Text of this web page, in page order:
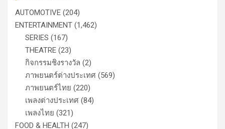
AUTOMOTIVE (204)
ENTERTAINMENT (1,462)
SERIES (167)
THEATRE (23)
กิจกรรมชิงรางวัล (2)
ภาพยนตร์ต่างประเทศ (569)
ภาพยนตร์ไทย (220)
เพลงต่างประเทศ (84)
เพลงไทย (321)
FOOD & HEALTH (247)